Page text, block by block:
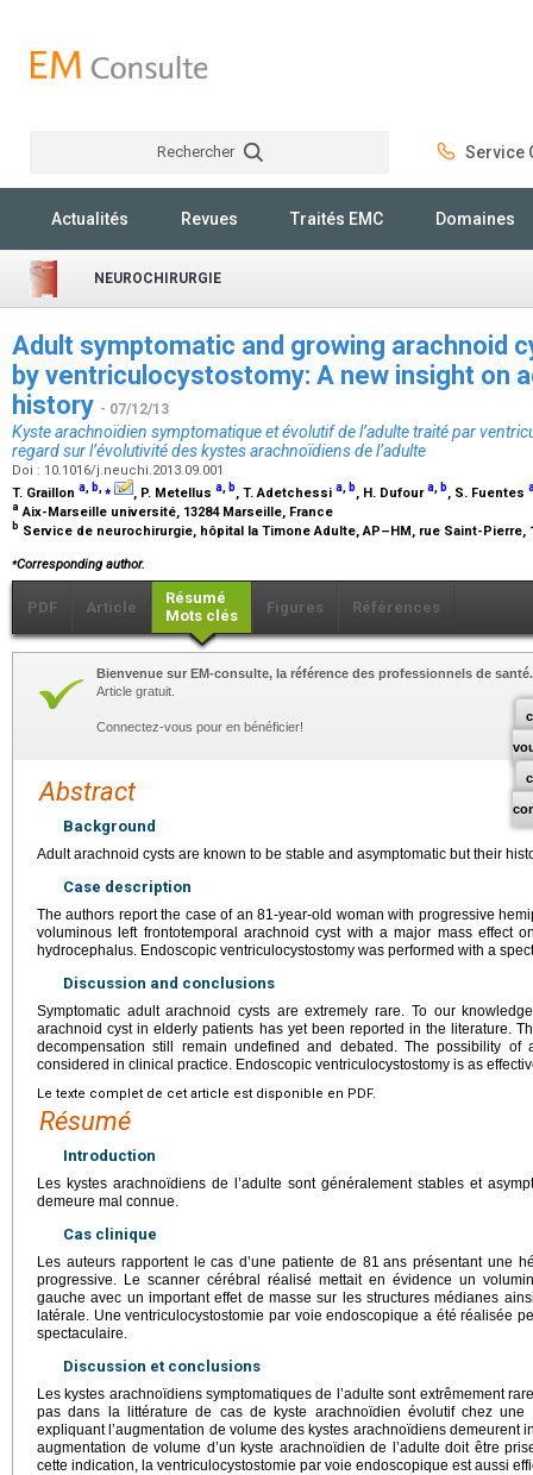
Rechercher Service
Actualités Revues Traités EMC Domaines
NEUROCHIRURGIE
Adult symptomatic and growing arachnoid
by ventriculocystostomy: A new insight on
history - 07/12/13
Kyste arachnoïdien symptomatique et évolutif de l’adulte traité par
regard sur l’évolutivité des kystes arachnoïdiens de l’adulte
Doi : 10.1016/j.neuchi.2013.09.001
T. Graillon a, b,⁎ , P. Metellus a, b, T. Adetchessi a, b, H. Dufoura, b, S. Fuentes
a Aix-Marseille université, 13284 Marseille, France
b Service de neurochirurgie, hôpital la Timone Adulte, AP–HM, rue Saint-Pierre,
⁎Corresponding author.
PDF Article
Résumé
Mots clés
Figures Références
Bienvenue sur EM-consulte, la référence des professionnels de santé.
Article gratuit.
Connectez-vous pour en bénéficier!
Abstract
Background
Adult arachnoid cysts are known to be stable and asymptomatic but their
Case description
The authors report the case of an 81-year-old woman with progressive
voluminous left frontotemporal arachnoid cyst with a major mass effect
hydrocephalus. Endoscopic ventriculocystostomy was performed with a
Discussion and conclusions
Symptomatic adult arachnoid cysts are extremely rare. To our
arachnoid cyst in elderly patients has yet been reported in the literature.
decompensation still remain undefined and debated. The possibility
considered in clinical practice. Endoscopic ventriculocystostomy is as
Le texte complet de cet article est disponible en PDF.
Résumé
Introduction
Les kystes arachnoïdiens de l’adulte sont généralement stables et
demeure mal connue.
Cas clinique
Les auteurs rapportent le cas d’une patiente de 81 ans présentant une
progressive. Le scanner cérébral réalisé mettait en évidence un
gauche avec un important effet de masse sur les structures médianes
latérale. Une ventriculocystostomie par voie endoscopique a été réalisée
spectaculaire.
Discussion et conclusions
Les kystes arachnoïdiens symptomatiques de l’adulte sont extrêmement
pas dans la littérature de cas de kyste arachnoïdien évolutif chez une
expliquant l’augmentation de volume des kystes arachnoïdiens demeurent
augmentation de volume d’un kyste arachnoïdien de l’adulte doit être
cette indication, la ventriculocystostomie par voie endoscopique est aussi